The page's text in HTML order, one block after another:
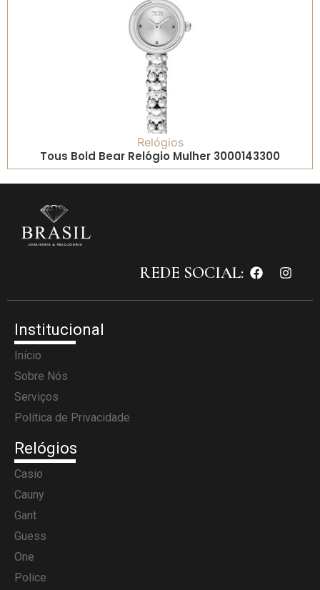
Relógios
Tous Bold Bear Relógio Mulher 3000143300
REDE SOCIAL:
Institucional
Início
Sobre Nós
Serviços
Política de Privacidade
Relógios
Casio
Cauny
Gant
Guess
One
Police